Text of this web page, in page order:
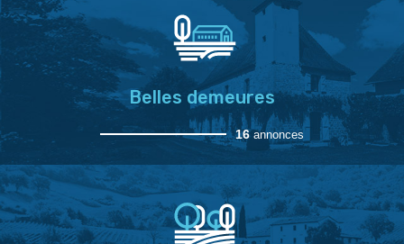
Belles demeures
16annonces